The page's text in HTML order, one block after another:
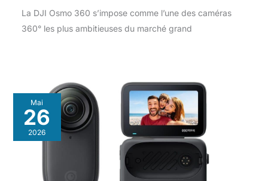
La DJI Osmo 360 s’impose comme l’une des caméras
360° les plus ambitieuses du marché grand
Mai
26
2026